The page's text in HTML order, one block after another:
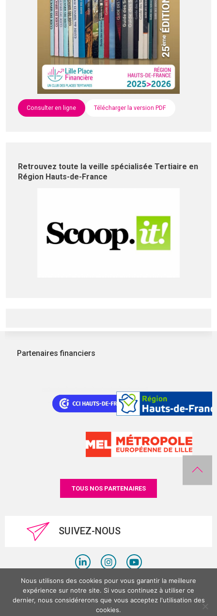
Consulter en ligne Télécharger la version PDF
Retrouvez toute la veille spécialisée Tertiaire en
Région Hauts-de-France
Partenaires financiers
TOUS NOS PARTENAIRES
SUIVEZ-NOUS
Politique de confidentialité
Mentions légales
Nous utilisons des cookies pour vous garantir la meilleure
expérience sur notre site. Si vous continuez à utiliser ce
dernier, nous considérerons que vous acceptez l'utilisation des
cookies.